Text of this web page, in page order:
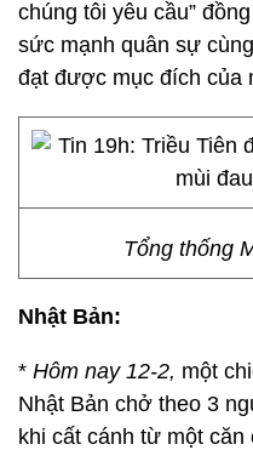
chúng tôi yêu cầu”
sức mạnh quân sự
đạt được mục đích của
Tổng thống
Nhật Bản:
* Hôm nay 12-2, một
Nhật Bản chở theo 3
khi cất cánh từ một